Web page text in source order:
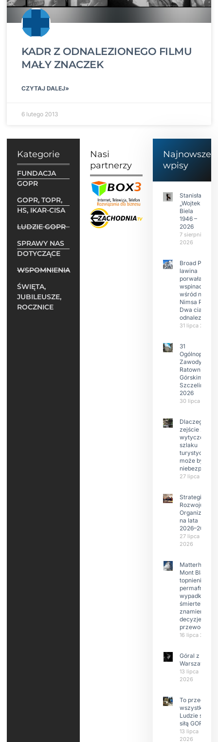
KADR Z ODNALEZIONEGO FILMU
MAŁY ZNACZEK
CZYTAJ DALEJ»
6 lutego 2013
Kategorie
FUNDACJA
GOPR
GOPR, TOPR,
HS, IKAR-CISA
LUDZIE GOPR
SPRAWY NAS
DOTYCZĄCE
WSPOMNIENIA
ŚWIĘTA,
JUBILEUSZE,
ROCZNICE
Nasi
partnerzy
Najnowsze
wpisy
Stanisław
„Wojtek”
Biela
1946 –
2026
7 sierpnia
2026
Broad Peak:
lawina
porwała 10
wspinaczy,
wśród nich
Nimsa Purję.
Dwa ciała
odnalezione.
31 lipca 2026
31
Ogólnopolskie
Zawody w
Ratownictwie
Górskim –
Szczeliniec
2026
30 lipca 2026
Dlaczego
zejście z
wytyczonego
szlaku
może być
27 lipca 2026
Strategia
Rozwoju
Organizacji
na lata
2026–2029
27 lipca
2026
Matterhorn i
Mont Blanc:
topnienie
permafrost,
wypadki
śmiertelne,
znamienne
decyzje
16 lipca 2026
Góral z
Warszawy.
13 lipca
2026
To przede
wszystkim
Ludzie są
siłą GOPR
13 lipca
2026